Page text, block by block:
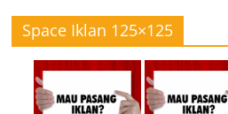
Space Iklan 125×125